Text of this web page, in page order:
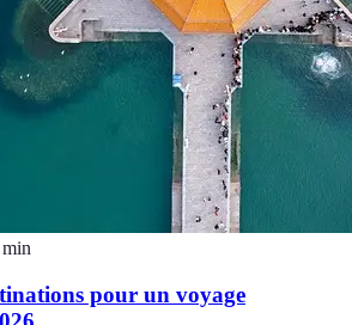
min
pour un voyage